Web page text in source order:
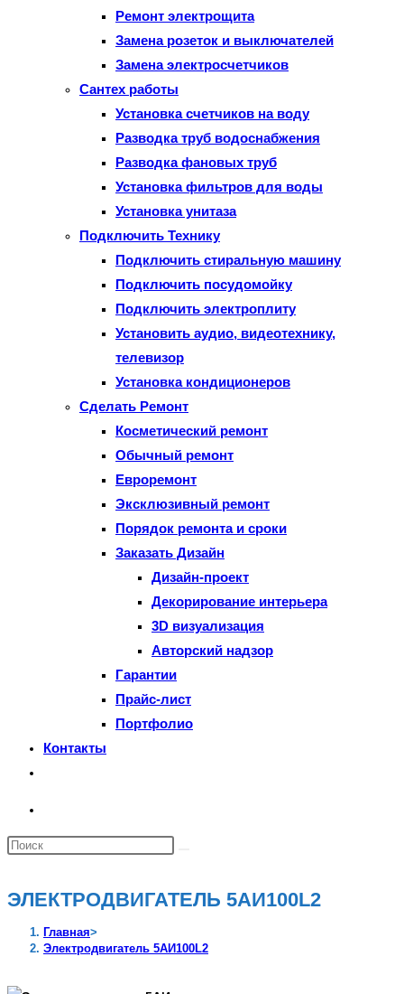
Ремонт электрощита
Замена розеток и выключателей
Замена электросчетчиков
Сантех работы
Установка счетчиков на воду
Разводка труб водоснабжения
Разводка фановых труб
Установка фильтров для воды
Установка унитаза
Подключить Технику
Подключить стиральную машину
Подключить посудомойку
Подключить электроплиту
Установить аудио, видеотехнику,
телевизор
Установка кондиционеров
Сделать Ремонт
Косметический ремонт
Обычный ремонт
Евроремонт
Эксклюзивный ремонт
Порядок ремонта и сроки
Заказать Дизайн
Дизайн-проект
Декорирование интерьера
3D визуализация
Авторский надзор
Гарантии
Прайс-лист
Портфолио
Контакты
веб-
Поиск
ЭЛЕКТРОДВИГАТЕЛЬ 5АИ100L2
Главная>
Электродвигатель 5АИ100L2